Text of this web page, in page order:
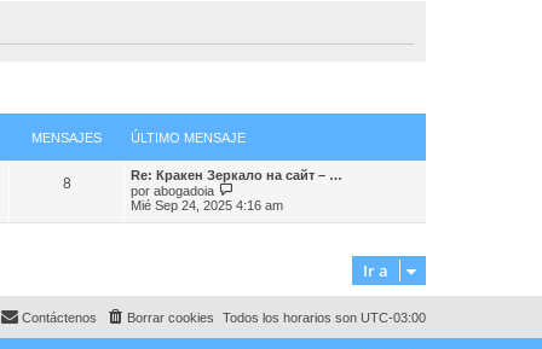
MENSAJES ÚLTIMO MENSAJE
8
Re: Кракен Зеркало на сайт – …
por abogadoia
e
m
Mié Sep 24, 2025 4:16 am
Ir a
Todos los horarios son UTC-03:00
Borrar cookies
Contáctenos